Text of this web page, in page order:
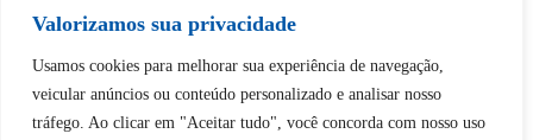
Valorizamos sua privacidade
Usamos cookies para melhorar sua experiência de navegação,
veicular anúncios ou conteúdo personalizado e analisar nosso
tráfego. Ao clicar em "Aceitar tudo", você concorda com nosso uso
Sim Não